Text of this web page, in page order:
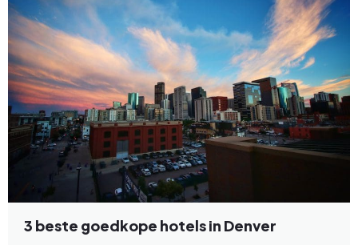
3 beste goedkope hotels in Denver